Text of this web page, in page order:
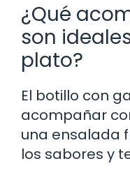
¿Qué
son
plato?
El botillo con
acompañar
una ensalada
los sabores y